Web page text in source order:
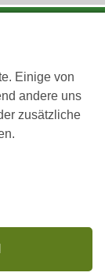
Einige von
andere uns
zusätzliche